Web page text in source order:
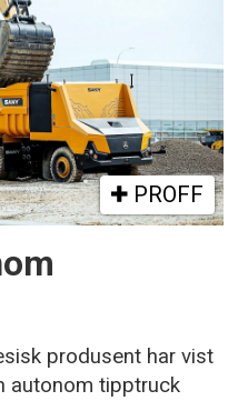
PROFF
produsent har vist
autonom tipptruck